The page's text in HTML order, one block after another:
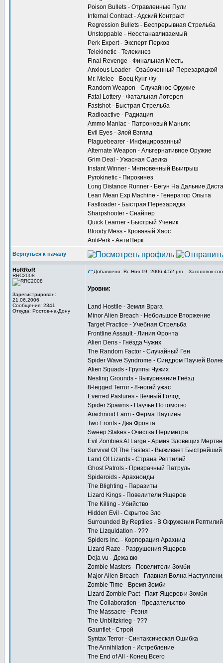
Poison Bullets - Отравленные Пули
Infernal Contract - Адский Контракт
Regression Bullets - Беспрерывная Стрельба
Unstoppable - Неостанавливаемый
Perk Expert - Эксперт Перков
Telekinetic - Телекинез
Final Revenge - Финальная Месть
Anxious Loader - Озабоченный Перезарядкой
Mr. Melee - Боец Кунг-Фу
Random Weapon - Случайное Оружие
Fatal Lottery - Фатальная Лотерея
Fastshot - Быстрая Стрельба
Radioactive - Радиация
Ammo Maniac - Патроновый Маньяк
Evil Eyes - Злой Взгляд
Plaguebearer - Инфицированный
Alternate Weapon - Альтернативное Оружие
Grim Deal - Ужасная Сделка
Instant Winner - Мнгновенный Выигрыш
Pyrokinetic - Пирокинез
Long Distance Runner - Бегун На Дальние
Lean Mean Exp Machine - Генератор Опыта
Fastloader - Быстрая Перезарядка
Sharpshooter - Снайпер
Quick Learner - Быстрый Ученик
Bloody Mess - Кровавый Хаос
AntiPerk - АнтиПерк
Вернуться к началу
HoRRoR
RRC2008
Зарегистрирован:
21.06.2006
Сообщения: 2341
Откуда: Ростов-на-Дону
Добавлено: Вс Ноя 19, 2006 4:52 pm Заголовок
Уровни:
Land Hostile - Земля Врага
Minor Alien Breach - Небольшое Вторжение
Target Practice - Учебная Стрельба
Frontline Assault - Линия Фронта
Alien Dens - Гнёзда Чужих
The Random Factor - Случайный Ген
Spider Wave Syndrome - Синдром Паучей
Alien Squads - Группы Чужих
Nesting Grounds - Выкуривание Гнёзд
8-legged Terror - 8-ногий ужас
Everred Pastures - Вечный Голод
Spider Spawns - Паучье Потомство
Arachnoid Farm - Ферма Паутины
Two Fronts - Два Фронта
Sweep Stakes - Очистка Периметра
Evil Zombies At Large - Армия Зловещих
Survival Of The Fastest - Выживает Быстрейший
Land Of Lizards - Страна Рептилий
Ghost Patrols - Призрачный Патруль
Spideroids - Арахноиды
The Blighting - Паразиты
Lizard Kings - Повелители Ящеров
The Killing - Убийство
Hidden Evil - Скрытое Зло
Surrounded By Reptiles - В Окружении Рептилий
The Lizquidation - ???
Spiders Inc. - Корпорация Арахнид
Lizard Raze - Разрушения Ящеров
Deja vu - Дежа вю
Zombie Masters - Повелители Зомби
Major Alien Breach - Главная Волна
Zombie Time - Время Зомби
Lizard Zombie Pact - Пакт Ящеров и Зомби
The Collaboration - Предательство
The Massacre - Резня
The Unblitzkrieg - ???
Gauntlet - Строй
Syntax Terror - Синтаксическая Ошибка
The Annihilation - Истребление
The End of All - Конец Всего